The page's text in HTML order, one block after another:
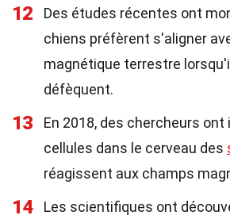
12
Des études récentes ont
chiens préfèrent s'aligner
magnétique terrestre
défèquent.
13
En 2018, des chercheurs
cellules dans le cerveau des
réagissent aux champs
14
Les scientifiques ont